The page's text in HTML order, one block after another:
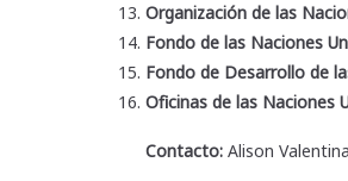
Organización de las
Fondo de las Naciones
Fondo de Desarrollo de
Oficinas de las Naciones
Contacto: Alison